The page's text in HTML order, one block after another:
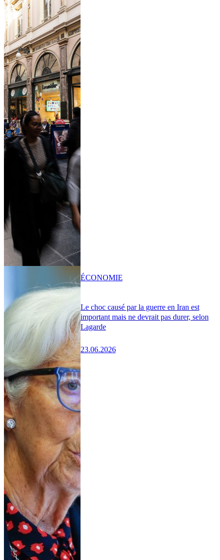
Le choc causé par la guerre en Iran est
important mais ne devrait pas durer, selon
Lagarde
23.06.2026
ÉCONOMIE